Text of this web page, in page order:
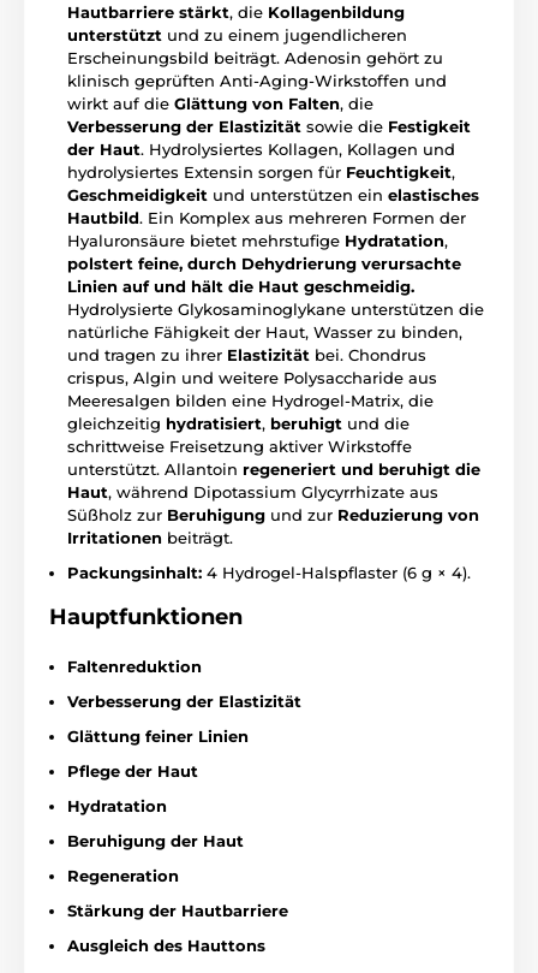
Hautbarriere stärkt, die Kollagenbildung
unterstützt und zu einem jugendlicheren
Erscheinungsbild beiträgt. Adenosin gehört zu
klinisch geprüften Anti-Aging-Wirkstoffen und
wirkt auf die Glättung von Falten, die
Verbesserung der Elastizität sowie die Festigkeit
der Haut. Hydrolysiertes Kollagen, Kollagen und
hydrolysiertes Extensin sorgen für Feuchtigkeit,
Geschmeidigkeit und unterstützen ein elastisches
Hautbild. Ein Komplex aus mehreren Formen der
Hyaluronsäure bietet mehrstufige Hydratation,
polstert feine, durch Dehydrierung verursachte
Linien auf und hält die Haut geschmeidig.
Hydrolysierte Glykosaminoglykane unterstützen die
natürliche Fähigkeit der Haut, Wasser zu binden,
und tragen zu ihrer Elastizität bei. Chondrus
crispus, Algin und weitere Polysaccharide aus
Meeresalgen bilden eine Hydrogel-Matrix, die
gleichzeitig hydratisiert, beruhigt und die
schrittweise Freisetzung aktiver Wirkstoffe
unterstützt. Allantoin regeneriert und beruhigt die
Haut, während Dipotassium Glycyrrhizate aus
Süßholz zur Beruhigung und zur Reduzierung von
Irritationen beiträgt.
Packungsinhalt: 4 Hydrogel-Halspflaster (6 g × 4).
Hauptfunktionen
Faltenreduktion
Verbesserung der Elastizität
Glättung feiner Linien
Pflege der Haut
Hydratation
Beruhigung der Haut
Regeneration
Stärkung der Hautbarriere
Ausgleich des Hauttons